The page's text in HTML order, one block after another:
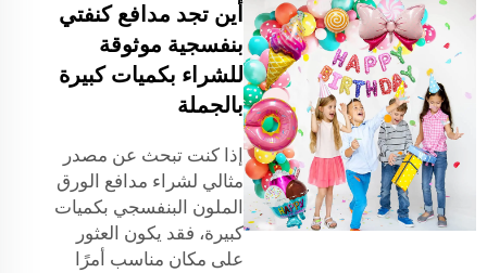
أين تجد مدافع كنفتي
بنفسجية موثوقة
للشراء بكميات كبيرة
بالجملة
إذا كنت تبحث عن مصدر
مثالي لشراء مدافع الورق
الملون البنفسجي بكميات
كبيرة، فقد يكون العثور
على مكان مناسب أمرًا